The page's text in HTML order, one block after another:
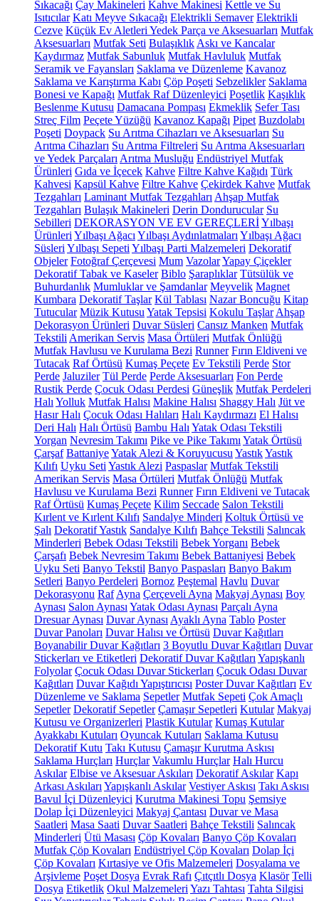
Sıkacağı Çay Makineleri Kahve Makinesi Kettle ve Su
Isıtıcılar Katı Meyve Sıkacağı Elektrikli Semaver Elektrikli
Cezve Küçük Ev Aletleri Yedek Parça ve Aksesuarları Mutfak
Aksesuarları Mutfak Seti Bulaşıklık Askı ve Kancalar
Kaydırmaz Mutfak Sabunluk Mutfak Havluluk Mutfak
Seramik ve Fayansları Saklama ve Düzenleme Kavanoz
Saklama ve Karıştırma Kabı Çöp Poşeti Sebzelikler Saklama
Bonesi ve Kapağı Mutfak Raf Düzenleyici Poşetlik Kaşıklık
Beslenme Kutusu Damacana Pompası Ekmeklik Sefer Tası
Streç Film Peçete Yüzüğü Kavanoz Kapağı Pipet Buzdolabı
Poşeti Doypack Su Arıtma Cihazları ve Aksesuarları Su
Arıtma Cihazları Su Arıtma Filtreleri Su Arıtma Aksesuarları
ve Yedek Parçaları Arıtma Musluğu Endüstriyel Mutfak
Ürünleri Gıda ve İçecek Kahve Filtre Kahve Kağıdı Türk
Kahvesi Kapsül Kahve Filtre Kahve Çekirdek Kahve Mutfak
Tezgahları Laminant Mutfak Tezgahları Ahşap Mutfak
Tezgahları Bulaşık Makineleri Derin Dondurucular Su
Sebilleri DEKORASYON VE EV GEREÇLERİYılbaşı
Ürünleri Yılbaşı Ağacı Yılbaşı Aydınlatmaları Yılbaşı Ağacı
Süsleri Yılbaşı Sepeti Yılbaşı Parti Malzemeleri Dekoratif
Objeler Fotoğraf Çerçevesi Mum VazolarYapay Çiçekler
Dekoratif Tabak ve Kaseler Biblo Şaraplıklar Tütsülük ve
Buhurdanlık Mumluklar ve Şamdanlar Meyvelik Magnet
Kumbara Dekoratif Taşlar Kül Tablası Nazar Boncuğu Kitap
Tutucular Müzik Kutusu Yatak Tepsisi Kokulu Taşlar Ahşap
Dekorasyon Ürünleri Duvar Süsleri Cansız Manken Mutfak
Tekstili Amerikan Servis Masa Örtüleri Mutfak Önlüğü
Mutfak Havlusu ve Kurulama Bezi Runner Fırın Eldiveni ve
Tutacak Raf Örtüsü Kumaş Peçete Ev Tekstili Perde Stor
Perde Jaluziler Tül Perde Perde Aksesuarları Fon Perde
Rustik Perde Çocuk Odası Perdesi Güneşlik Mutfak Perdeleri
Halı Yolluk Mutfak Halısı Makine Halısı Shaggy Halı Jüt ve
Hasır Halı Çocuk Odası Halıları Halı Kaydırmazı El Halısı
Deri Halı Halı Örtüsü Bambu Halı Yatak Odası Tekstili
Yorgan Nevresim Takımı Pike ve Pike Takımı Yatak Örtüsü
Çarşaf BattaniyeYatak Alezi & Koruyucusu YastıkYastık
Kılıfı Uyku Seti Yastık Alezi Paspaslar Mutfak Tekstili
Amerikan Servis Masa Örtüleri Mutfak Önlüğü Mutfak
Havlusu ve Kurulama Bezi Runner Fırın Eldiveni ve Tutacak
Raf Örtüsü Kumaş Peçete Kilim Seccade Salon Tekstili
Kırlent ve Kırlent Kılıfı Sandalye Minderi Koltuk Örtüsü ve
Şalı Dekoratif Yastık Sandalye Kılıfı Bahçe Tekstili Salıncak
Minderleri Bebek Odası Tekstili Bebek Yorganı Bebek
Çarşafı Bebek Nevresim Takımı Bebek Battaniyesi Bebek
Uyku Seti Banyo Tekstil Banyo Paspasları Banyo Bakım
Setleri Banyo Perdeleri Bornoz Peştemal Havlu Duvar
Dekorasyonu Raf Ayna Çerçeveli Ayna Makyaj Aynası Boy
Aynası Salon Aynası Yatak Odası Aynası Parçalı Ayna
Dresuar Aynası Duvar Aynası Ayaklı Ayna Tablo Poster
Duvar Panoları Duvar Halısı ve Örtüsü Duvar Kağıtları
Boyanabilir Duvar Kağıtları 3 Boyutlu Duvar Kağıtları Duvar
Stickerları ve Etiketleri Dekoratif Duvar Kağıtları Yapışkanlı
Folyolar Çocuk Odası Duvar Stickerları Çocuk Odası Duvar
Kağıtları Duvar Kağıdı Yapıştırıcısı Poster Duvar Kağıtları Ev
Düzenleme ve Saklama Sepetler Mutfak Sepeti Çok Amaçlı
Sepetler Dekoratif Sepetler Çamaşır Sepetleri Kutular Makyaj
Kutusu ve Organizerleri Plastik Kutular Kumaş Kutular
Ayakkabı Kutuları Oyuncak Kutuları Saklama Kutusu
Dekoratif Kutu Takı Kutusu Çamaşır Kurutma Askısı
Saklama Hurçları Hurçlar Vakumlu Hurçlar Halı Hurcu
Askılar Elbise ve Aksesuar Askıları Dekoratif Askılar Kapı
Arkası Askıları Yapışkanlı Askılar Vestiyer Askısı Takı Askısı
Bavul İçi Düzenleyici Kurutma Makinesi Topu Şemsiye
Dolap İçi Düzenleyici Makyaj Çantası Duvar ve Masa
Saatleri Masa Saati Duvar Saatleri Bahçe Tekstili Salıncak
Minderleri Ütü Masası Çöp Kovaları Banyo Çöp Kovaları
Mutfak Çöp Kovaları Endüstriyel Çöp Kovaları Dolap İçi
Çöp Kovaları Kırtasiye ve Ofis Malzemeleri Dosyalama ve
Arşivleme Poşet Dosya Evrak Rafı Çıtçıtlı Dosya Klasör Telli
Dosya Etiketlik Okul Malzemeleri Yazı Tahtası Tahta Silgisi